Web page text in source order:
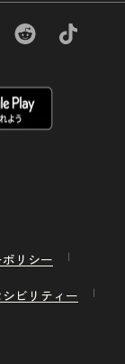
リシー
ビリティー